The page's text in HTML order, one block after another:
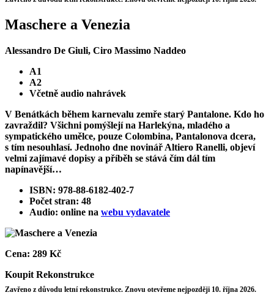
Maschere a Venezia
Alessandro De Giuli, Ciro Massimo Naddeo
A1
A2
Včetně audio nahrávek
V Benátkách během karnevalu zemře starý Pantalone. Kdo ho
zavraždil? Všichni pomýšlejí na Harlekýna, mladého a
sympatického umělce, pouze Colombina, Pantalonova dcera,
s tím nesouhlasí. Jednoho dne novinář Altiero Ranelli, objeví
velmi zajímavé dopisy a příběh se stává čím dál tím
napínavější…
ISBN: 978-88-6182-402-7
Počet stran: 48
Audio: online na webu vydavatele
Cena: 289 Kč
Koupit Rekonstrukce
Zavřeno z důvodu letní rekonstrukce. Znovu otevřeme nejpozději 10. října 2026.